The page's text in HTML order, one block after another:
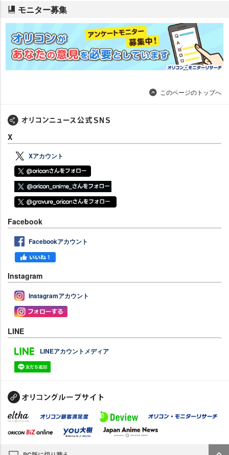
モニター募集
このページのトップへ
X
Xアカウント
Facebook
Facebookアカウント
Instagram
Instagramアカウント
LINE
LINEアカウントメディア